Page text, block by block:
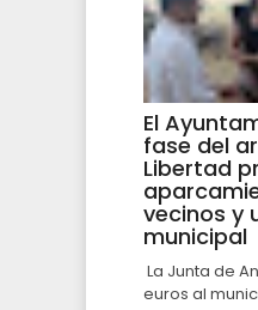
El
fase del
Libertad
vecinos y
municipal
La Junta de
euros al